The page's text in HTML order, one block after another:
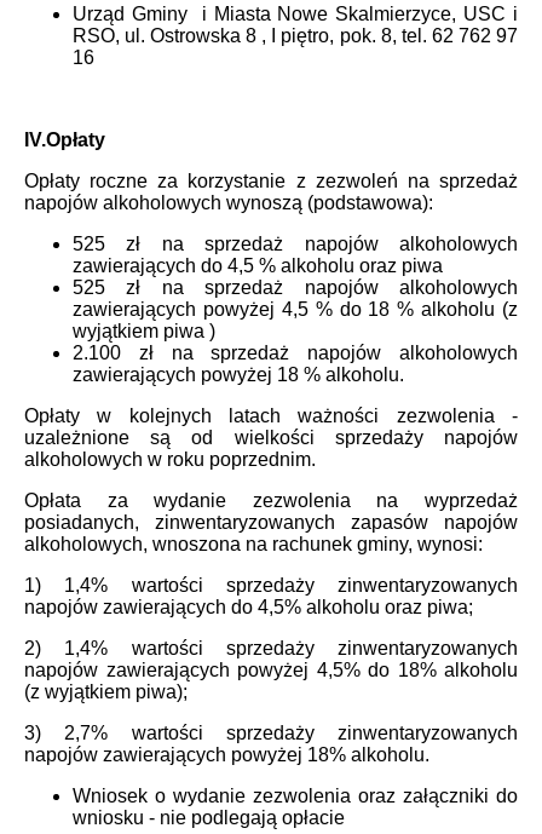
Urząd Gminy i Miasta Nowe Skalmierzyce, USC i
RSO, ul. Ostrowska 8 , I piętro, pok. 8, tel. 62 762 97
16
IV.Opłaty
Opłaty roczne za korzystanie z zezwoleń na sprzedaż
napojów alkoholowych wynoszą (podstawowa):
525 zł na sprzedaż napojów alkoholowych
zawierających do 4,5 % alkoholu oraz piwa
525 zł na sprzedaż napojów alkoholowych
zawierających powyżej 4,5 % do 18 % alkoholu (z
wyjątkiem piwa )
2.100 zł na sprzedaż napojów alkoholowych
zawierających powyżej 18 % alkoholu.
Opłaty w kolejnych latach ważności zezwolenia -
uzależnione są od wielkości sprzedaży napojów
alkoholowych w roku poprzednim.
Opłata za wydanie zezwolenia na wyprzedaż
posiadanych, zinwentaryzowanych zapasów napojów
alkoholowych, wnoszona na rachunek gminy, wynosi:
1) 1,4% wartości sprzedaży zinwentaryzowanych
napojów zawierających do 4,5% alkoholu oraz piwa;
2) 1,4% wartości sprzedaży zinwentaryzowanych
napojów zawierających powyżej 4,5% do 18% alkoholu
(z wyjątkiem piwa);
3) 2,7% wartości sprzedaży zinwentaryzowanych
napojów zawierających powyżej 18% alkoholu.
Wniosek o wydanie zezwolenia oraz załączniki do
wniosku - nie podlegają opłacie